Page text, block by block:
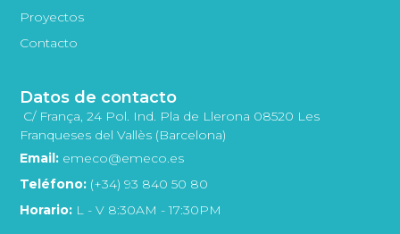
Proyectos
Contacto
Datos de contacto
C/ França, 24 Pol. Ind. Pla de Llerona 08520 Les
Franqueses del Vallès (Barcelona)
Email: emeco@emeco.es
Teléfono: (+34) 93 840 50 80
Horario: L - V 8:30AM - 17:30PM